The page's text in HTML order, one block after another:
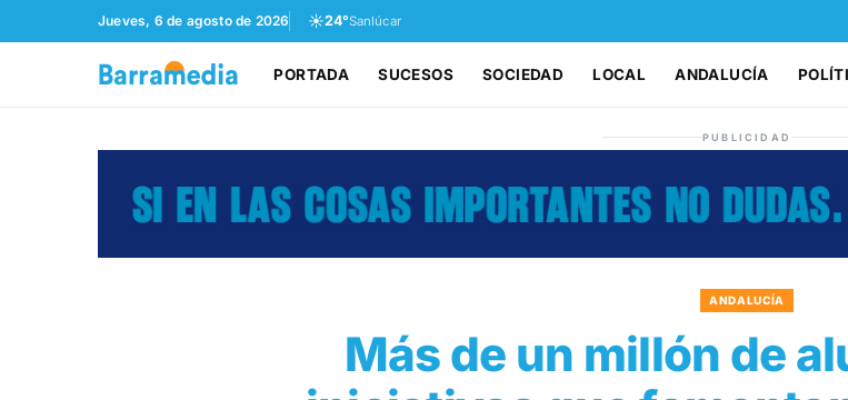
Jueves, 6 de agosto de 2026 ☀️24°Sanlúcar
PORTADA SUCESOS SOCIEDAD LOCAL ANDALUCÍA
PUBLICIDAD
ANDALUCÍA
Más de un millón de